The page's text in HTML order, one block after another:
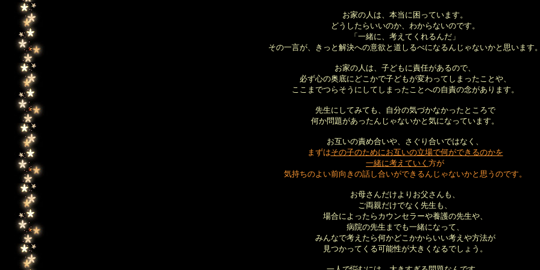
お家の人は、本当に困っています。
どうしたらいいのか、わからないのです。
「一緒に、考えてくれるんだ」
その一言が、きっと解決への意欲と道しるべになるんじゃないかと思います
お家の人は、子どもに責任があるので、
必ず心の奥底にどこかで子どもが変わってしまったことや、
ここまでつらそうにしてしまったことへの自責の念があります。
先生にしてみても、自分の気づかなかったところで
何か問題があったんじゃないかと気になっています。
お互いの責め合いや、さぐり合いではなく、
まずはその子のためにお互いの立場で何ができるのかを
一緒に考えていく 方が
気持ちのよい前向きの話し合いができるんじゃないかと思うのです。
お母さんだけよりお父さんも、
ご両親だけでなく先生も、
場合によったらカウンセラーや養護の先生や、
病院の先生までも一緒になって、
みんなで考えたら何かどこかからいい考えや方法が
見つかってくる可能性が大きくなるでしょう。